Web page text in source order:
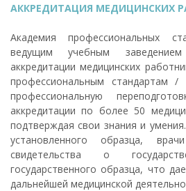
АККРЕДИТАЦИЯ МЕДИЦИНСКИХ
Академия профессиональных
ведущим учебным
аккредитации медицинских
профессиональным стандартам
профессиональную
аккредитации по более 50
подтверждая свои знания и
установленного образца,
свидетельства о
государственного образца, что
дальнейшей медицинской